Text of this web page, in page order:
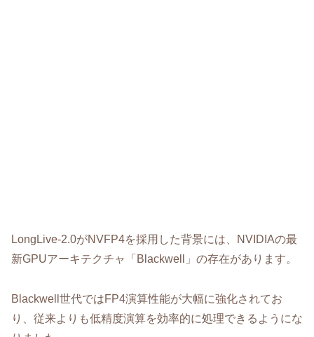
LongLive-2.0がNVFP4を採用した背景には、NVIDIAの最
新GPUアーキテクチャ「Blackwell」の存在があります。
Blackwell世代ではFP4演算性能が大幅に強化されてお
り、従来よりも低精度演算を効率的に処理できるようにな